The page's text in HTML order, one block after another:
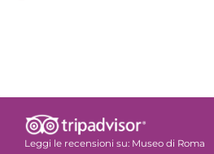
Leggi le recensioni su: Museo di Roma